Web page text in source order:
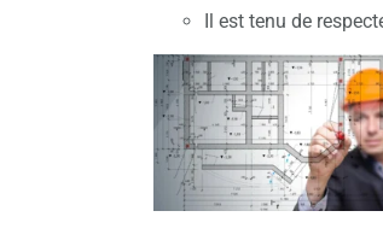
Il est tenu de